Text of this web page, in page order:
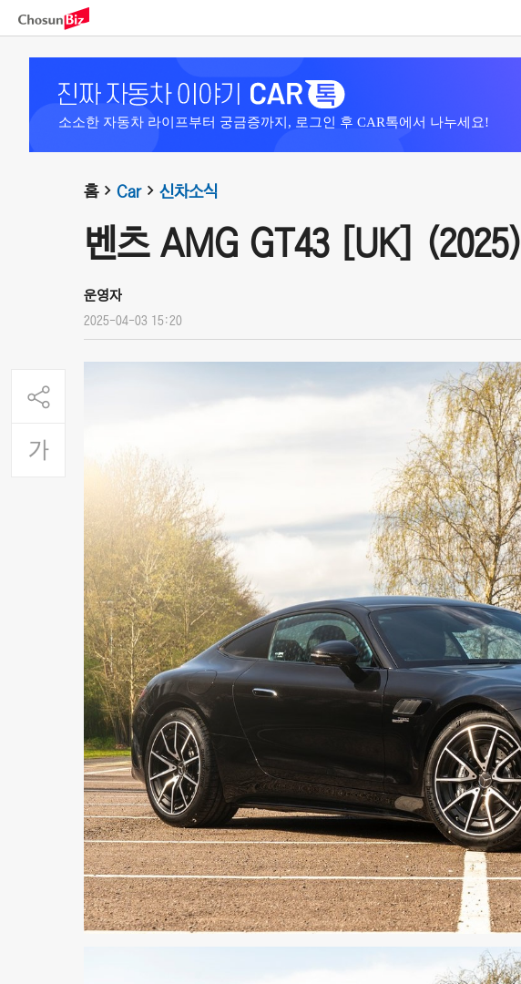
소소한 자동차 라이프부터 궁금증까지, 로그인 후 CAR톡에서 나누세요!
홈 Car 신차소식
벤츠 AMG GT43 [UK] (2025)
운영자
2025-04-03 15:20